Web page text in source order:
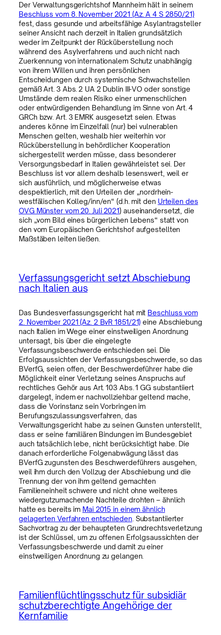
Der Verwaltungsgerichtshof Mannheim hält in seinem
Beschluss vom 8. November 2021 (Az. A 4 S 2850/21)
fest, dass gesunde und arbeitsfähige Asylantragsteller
seiner Ansicht nach derzeit in Italien grundsätzlich
weder im Zeitpunkt der Rücküberstellung noch
während des Asylverfahrens und auch nicht nach
Zuerkennung von internationalem Schutz unabhängig
von ihrem Willen und ihren persönlichen
Entscheidungen durch systemische Schwachstellen
gemäß Art. 3 Abs. 2 UA 2 Dublin III-VO oder sonstige
Umstände dem realen Risiko einer unmenschlichen
oder entwürdigenden Behandlung im Sinne von Art. 4
GRCh bzw. Art. 3 EMRK ausgesetzt seien. Etwas
anderes könne im Einzelfall (nur) bei vulnerablen
Menschen gelten, weshalb hier weiterhin vor
Rücküberstellung in behördlicher Kooperation
sichergestellt werden müsse, dass besonderer
Versorgungsbedarf in Italien gewährleistet sei. Der
Beschluss ist vor allem deshalb lesenswert, weil er
sich ausführlich, und möglicherweise etwas
despektierlich, mit den Urteilen der „nordrhein-
westfälischen Kolleg/inn/en“ (d.h. mit den Urteilen des
OVG Münster vom 20. Juli 2021) auseinandersetzt, die
sich „vom Bild eines bürgerlichen Lebens“ statt von
den vom Europäischen Gerichtshof aufgestellten
Maßstäben leiten ließen.
Verfassungsgericht setzt Abschiebung
nach Italien aus
Das Bundesverfassungsgericht hat mit Beschluss vom
2. November 2021 (Az. 2 BvR 1851/21) eine Abschiebung
nach Italien im Wege einer einstweiligen Anordnung
untersagt, bis über die eingelegte
Verfassungsbeschwerde entschieden sei. Die
Erfolgsaussichten der Verfassungsbeschwerde, so das
BVerfG, seien offen, der Beschwerdeführer habe die
Möglichkeit einer Verletzung seines Anspruchs auf
rechtliches Gehör aus Art. 103 Abs. 1 GG substantiiert
dargelegt, indem er nachvollziehbar geltend mache,
dass die Vorinstanz sein Vorbringen im
Berufungszulassungsverfahren, das
Verwaltungsgericht habe zu seinen Gunsten unterstellt,
dass er seine familiären Bindungen im Bundesgebiet
auch tatsächlich lebe, nicht berücksichtigt habe. Die
danach erforderliche Folgenabwägung lässt das
BVerfG zugunsten des Beschwerdeführers ausgehen,
weil ihm durch den Vollzug der Abschiebung und die
Trennung der von ihm geltend gemachten
Familieneinheit schwere und nicht ohne weiteres
wiedergutzumachende Nachteile drohten – ähnlich
hatte es bereits im Mai 2015 in einem ähnlich
gelagerten Verfahren entschieden . Substantiierter
Sachvortrag zu der behaupteten Grundrechtsverletzung
ist der Schlüssel, um zu offenen Erfolgsaussichten der
Verfassungsbeschwerde und damit zu einer
einstweiligen Anordnung zu gelangen.
Familienflüchtlingsschutz für subsidiär
schutzberechtigte Angehörige der
Kernfamilie